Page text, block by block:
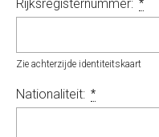
Rijksregisternummer: *
Zie achterzijde identiteitskaart
Nationaliteit: *